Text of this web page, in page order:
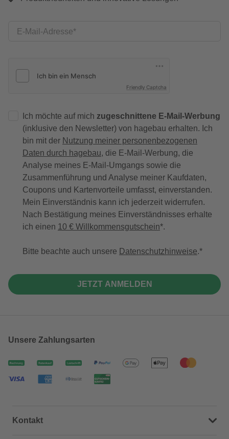
E-Mail-Adresse
Friendly Captcha
Ich möchte auf mich zugeschnittene E-Mail-Werbung
(inklusive den Newsletter) von hagebau erhalten. Ich
bin mit der Nutzung meiner personenbezogenen
Daten durch hagebau, die E-Mail-Werbung, die
Analyse meines E-Mail-Umgangs sowie die
Zusammenführung und Analyse meiner Kaufdaten,
Coupons und Kartenvorteile umfasst, einverstanden.
Mein Einverständnis kann ich jederzeit widerrufen.
Nach Bestätigung meines Einverständnisses erhalte
ich einen 10 € Willkommensgutschein*.
Bitte beachte auch unsere Datenschutzhinweise.
JETZT ANMELDEN
Unsere Zahlungsarten
Kontakt